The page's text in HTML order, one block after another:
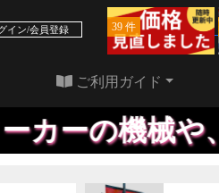
イン/会員登録 39 件
ご利用ガイド
他社で買